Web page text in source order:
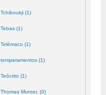
Tchiboukji (1)
Tebas (1)
Telémaco (1)
temperamentos (1)
Teócrito (1)
Thomas Murner. (0)